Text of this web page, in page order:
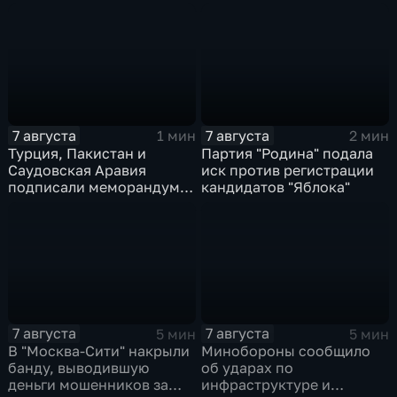
7 августа
1 мин
Турция, Пакистан и
Саудовская Аравия
подписали меморандум о
7 августа
2 мин
Партия "Родина" подала
иск против регистрации
кандидатов "Яблока"
7 августа
5 мин
В "Москва‑Сити" накрыли
банду, выводившую
деньги мошенников за
7 августа
5 мин
Минобороны сообщило
об ударах по
инфраструктуре и